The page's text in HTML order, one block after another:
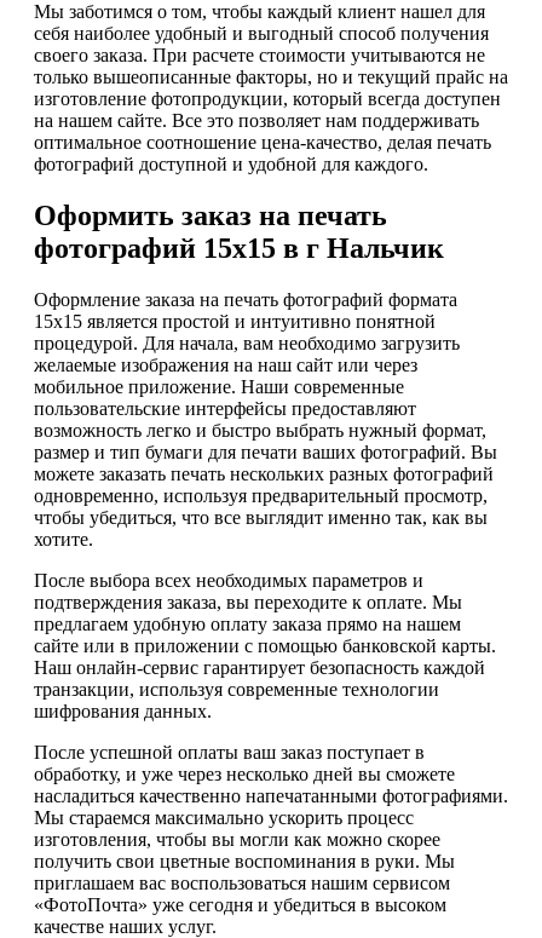
Мы заботимся о том, чтобы каждый клиент нашел для
себя наиболее удобный и выгодный способ получения
своего заказа. При расчете стоимости учитываются не
только вышеописанные факторы, но и текущий прайс на
изготовление фотопродукции, который всегда доступен
на нашем сайте. Все это позволяет нам поддерживать
оптимальное соотношение цена-качество, делая печать
фотографий доступной и удобной для каждого.
Оформить заказ на печать
фотографий 15х15 в г Нальчик
Оформление заказа на печать фотографий формата
15х15 является простой и интуитивно понятной
процедурой. Для начала, вам необходимо загрузить
желаемые изображения на наш сайт или через
мобильное приложение. Наши современные
пользовательские интерфейсы предоставляют
возможность легко и быстро выбрать нужный формат,
размер и тип бумаги для печати ваших фотографий. Вы
можете заказать печать нескольких разных фотографий
одновременно, используя предварительный просмотр,
чтобы убедиться, что все выглядит именно так, как вы
хотите.
После выбора всех необходимых параметров и
подтверждения заказа, вы переходите к оплате. Мы
предлагаем удобную оплату заказа прямо на нашем
сайте или в приложении с помощью банковской карты.
Наш онлайн-сервис гарантирует безопасность каждой
транзакции, используя современные технологии
шифрования данных.
После успешной оплаты ваш заказ поступает в
обработку, и уже через несколько дней вы сможете
насладиться качественно напечатанными фотографиями.
Мы стараемся максимально ускорить процесс
изготовления, чтобы вы могли как можно скорее
получить свои цветные воспоминания в руки. Мы
приглашаем вас воспользоваться нашим сервисом
«ФотоПочта» уже сегодня и убедиться в высоком
качестве наших услуг.